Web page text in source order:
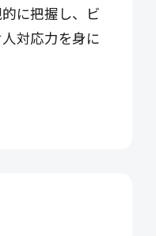
に把握し、ビ
対応力を身に